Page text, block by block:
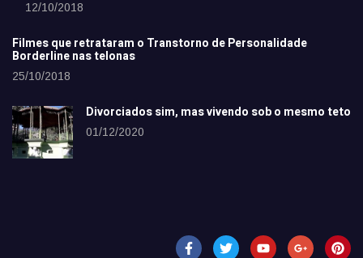
12/10/2018
Filmes que retrataram o Transtorno de Personalidade
Borderline nas telonas
25/10/2018
Divorciados sim, mas vivendo sob o mesmo teto
01/12/2020